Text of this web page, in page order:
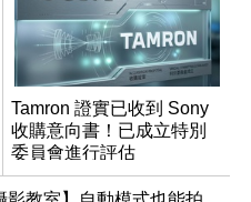
Tamron 證實已收到 Sony
收購意向書！已成立特別
委員會進行評估